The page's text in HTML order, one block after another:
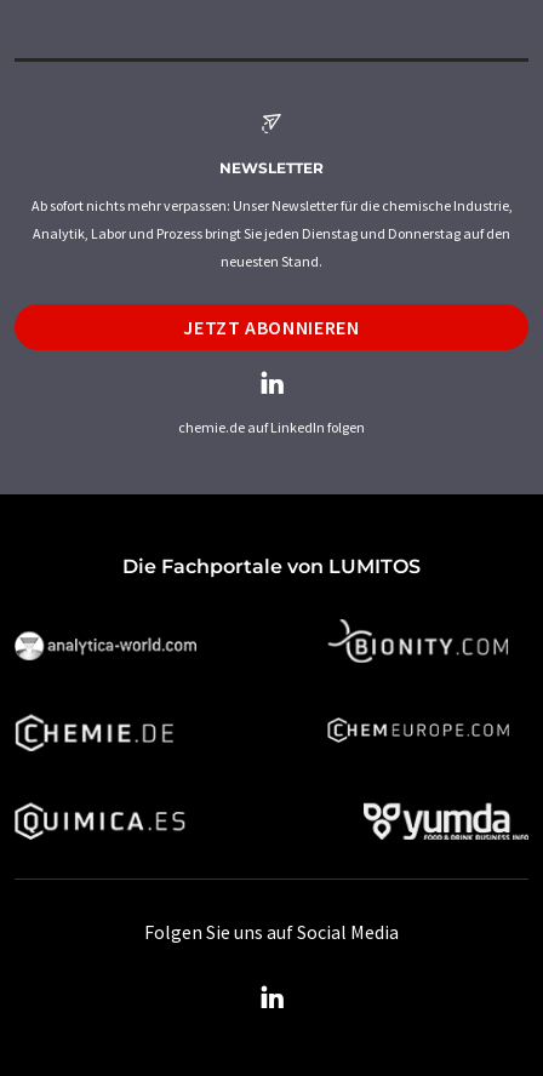
NEWSLETTER
Ab sofort nichts mehr verpassen: Unser Newsletter für die chemische Industrie,
Analytik, Labor und Prozess bringt Sie jeden Dienstag und Donnerstag auf den
neuesten Stand.
JETZT ABONNIEREN
chemie.de auf LinkedIn folgen
Die Fachportale von LUMITOS
Folgen Sie uns auf Social Media